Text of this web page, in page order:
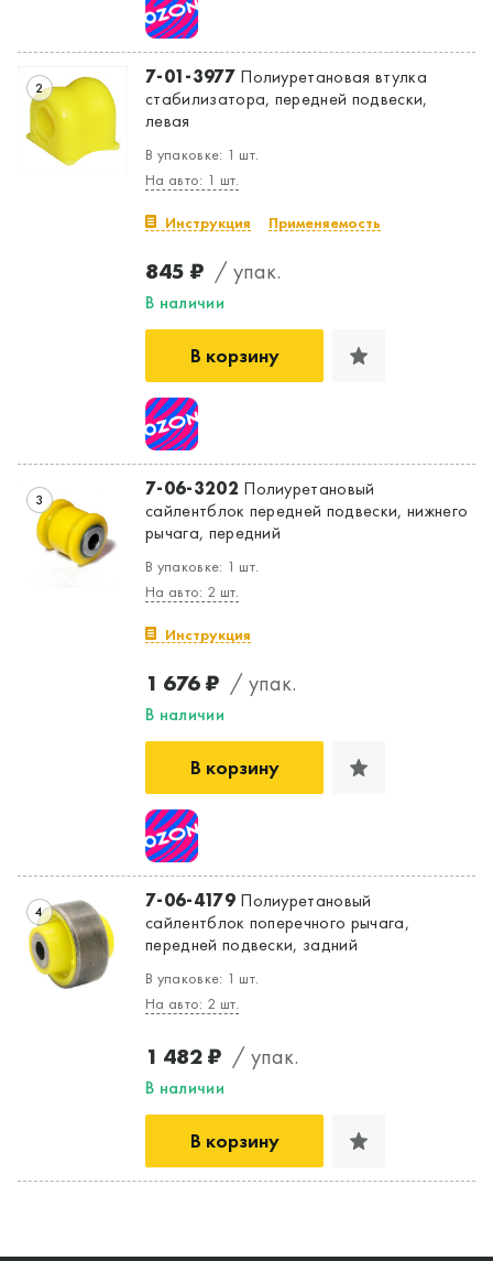
Да, верно
2 7-01-3977Полиуретановая втулка
стабилизатора, передней подвески,
левая
В упаковке: 1 шт.
На авто: 1 шт.
Инструкция Применяемость
845 ₽ / упак.
В наличии
В корзину
3 7-06-3202 Полиуретановый
сайлентблок передней подвески, нижнего
рычага, передний
В упаковке: 1 шт.
На авто: 2 шт.
Инструкция
1 676 ₽ / упак.
В наличии
В корзину
4 7-06-4179Полиуретановый
сайлентблок поперечного рычага,
передней подвески, задний
В упаковке: 1 шт.
На авто: 2 шт.
1 482 ₽ / упак.
В наличии
В корзину